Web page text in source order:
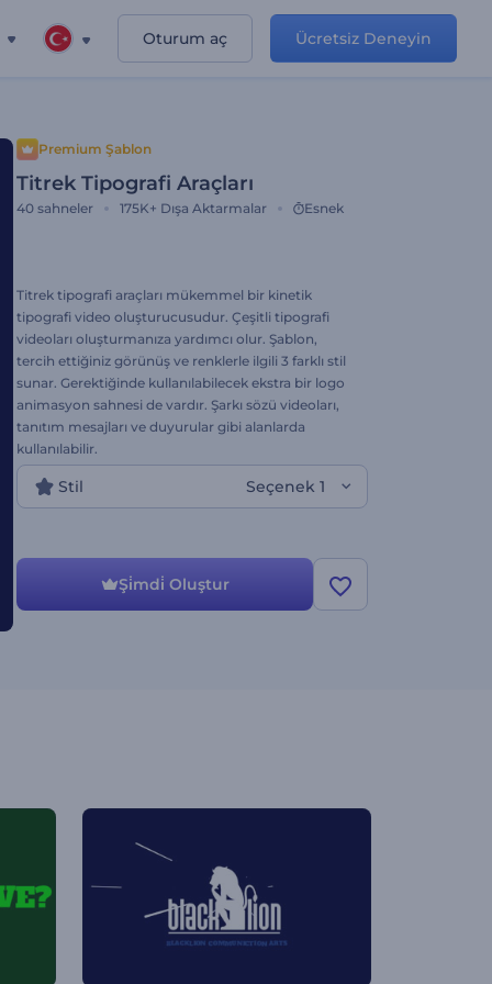
Oturum aç Ücretsiz Deneyin
Premium Şablon
Titrek Tipografi Araçları
40 sahneler 175K+ Dışa Aktarmalar Esnek
Titrek tipografi araçları mükemmel bir kinetik
tipografi video oluşturucusudur. Çeşitli tipografi
videoları oluşturmanıza yardımcı olur. Şablon,
tercih ettiğiniz görünüş ve renklerle ilgili 3 farklı stil
sunar. Gerektiğinde kullanılabilecek ekstra bir logo
animasyon sahnesi de vardır. Şarkı sözü videoları,
tanıtım mesajları ve duyurular gibi alanlarda
kullanılabilir.
Stil Seçenek 1
Şi̇mdi̇ Oluştur